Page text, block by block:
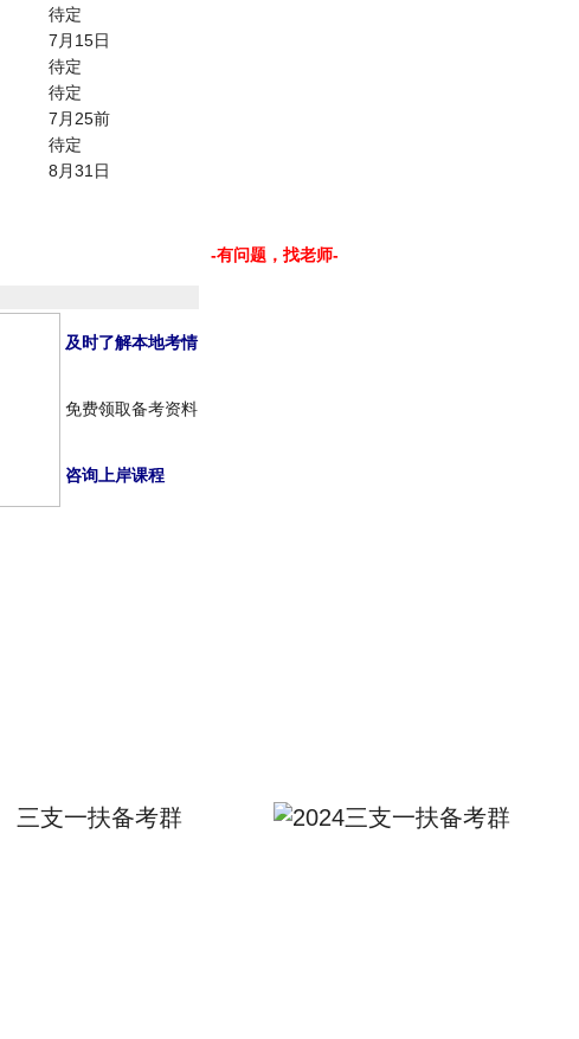
待定
7月15日
待定
待定
7月25前
待定
8月31日
-有问题，找老师-
及时了解本地考情
免费领取备考资料
咨询上岸课程
三支一扶备考群